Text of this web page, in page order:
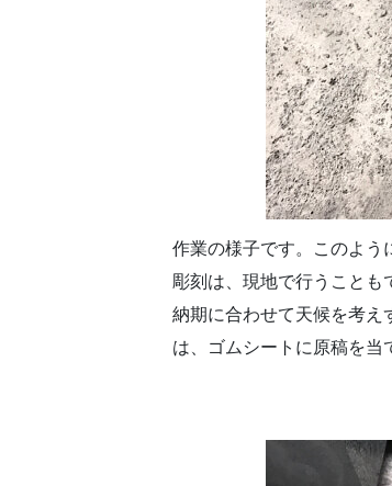
作業の様子です。このよう
彫刻は、現地で行うことも
納期に合わせて天候を考え
は、ゴムシートに原稿を当